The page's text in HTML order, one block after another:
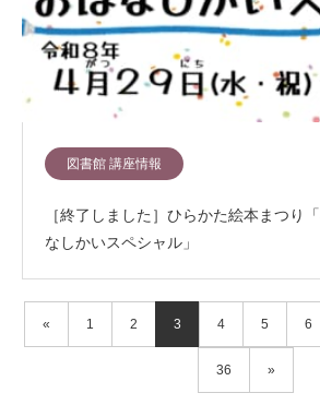
図書館 講座情報
［終了しました］ひらかた絵本まつり
なしかいスペシャル」
« 1 2 3 4 5 6
36 »